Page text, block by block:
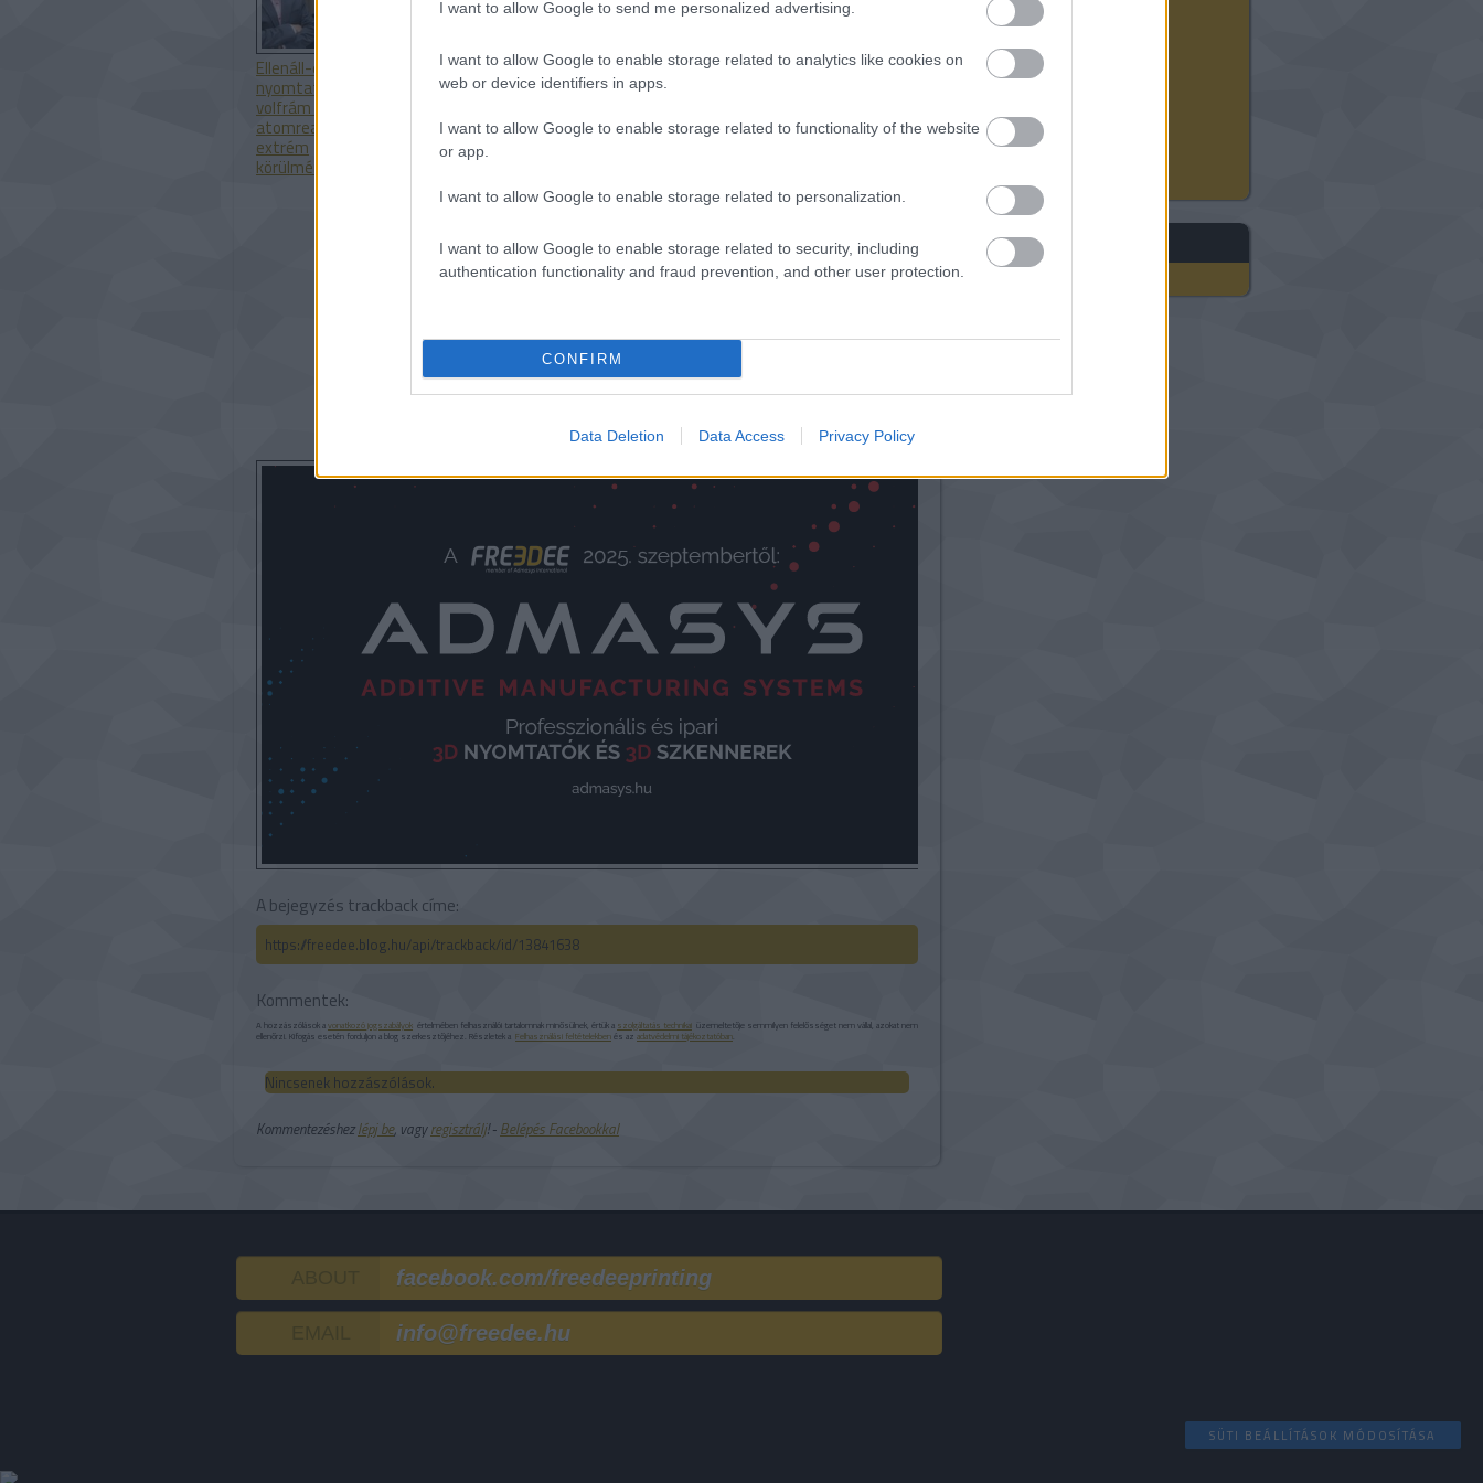
I want to allow Google to send me personalized advertising.
I want to allow Google to enable storage related to analytics like cookies on
web or device identifiers in apps.
I want to allow Google to enable storage related to functionality of the website
or app.
I want to allow Google to enable storage related to personalization.
I want to allow Google to enable storage related to security, including
authentication functionality and fraud prevention, and other user protection.
CONFIRM
Data Deletion Data Access Privacy Policy
2024 augusztus
2024 július
2024 június
2024 május
2024 április
2024 február
2024 január
Egyéb
Ellenáll-e a 3D
nyomtatott
volfrám egy
atomreaktor
extrém
körülményeinek?
A SpaceX addítív
gyártási
Velo3D-vel
A Nano
Dimension
első hibrid, fém-
bemutató
Markforgedot
A Wabtec additív
a vasúti
anyagfejlesztő
technológia-
biztonsági cég
A bejegyzés trackback címe:
https://freedee.blog.hu/api/trackback/id/13841638
Kommentek:
A hozzászólások avonatkozó jogszabályok értelmében felhasználói tartalomnak minősülnek, értük a szolgáltatás technikai üzemeltetője semmilyen felelősséget nem vállal, azokat nem
ellenőrzi. Kifogás esetén forduljon a blog szerkesztőjéhez. Részletek a Felhasználási feltételekbenés az adatvédelmi tájékoztatóban
Nincsenek hozzászólások.
Kommentezéshezlépj be, vagyregisztrálj! ‐ Belépés Facebookkal
facebook.com/freedeeprinting
info@freedee.hu
SÜTI BEÁLLÍTÁSOK MÓDOSÍTÁSA